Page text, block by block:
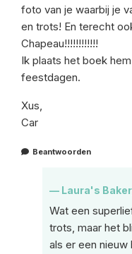
foto van je waarbij je
en trots! En terecht
Chapeau!!!!!!!!!!!!
Ik plaats het boek
feestdagen.
Xus,
Car
Beantwoorden
Laura's
Wat een
trots, maar het
als er een